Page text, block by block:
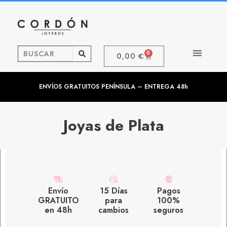
0,00 € 0
ENVÍOS GRATUITOS PENÍNSULA – ENTREGA 48h
Joyas de Plata
Envío
GRATUITO
en 48h
15 Días
para
cambios
Pagos
100%
seguros